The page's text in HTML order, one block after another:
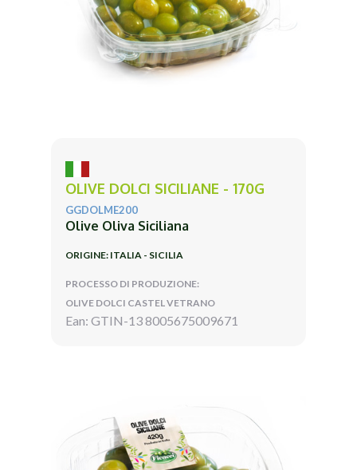
OLIVE DOLCI SICILIANE - 170G
GGDOLME200
Olive Oliva Siciliana
ORIGINE: ITALIA - SICILIA
PROCESSO DI PRODUZIONE:
OLIVE DOLCI CASTEL VETRANO
Ean: GTIN-13 8005675009671